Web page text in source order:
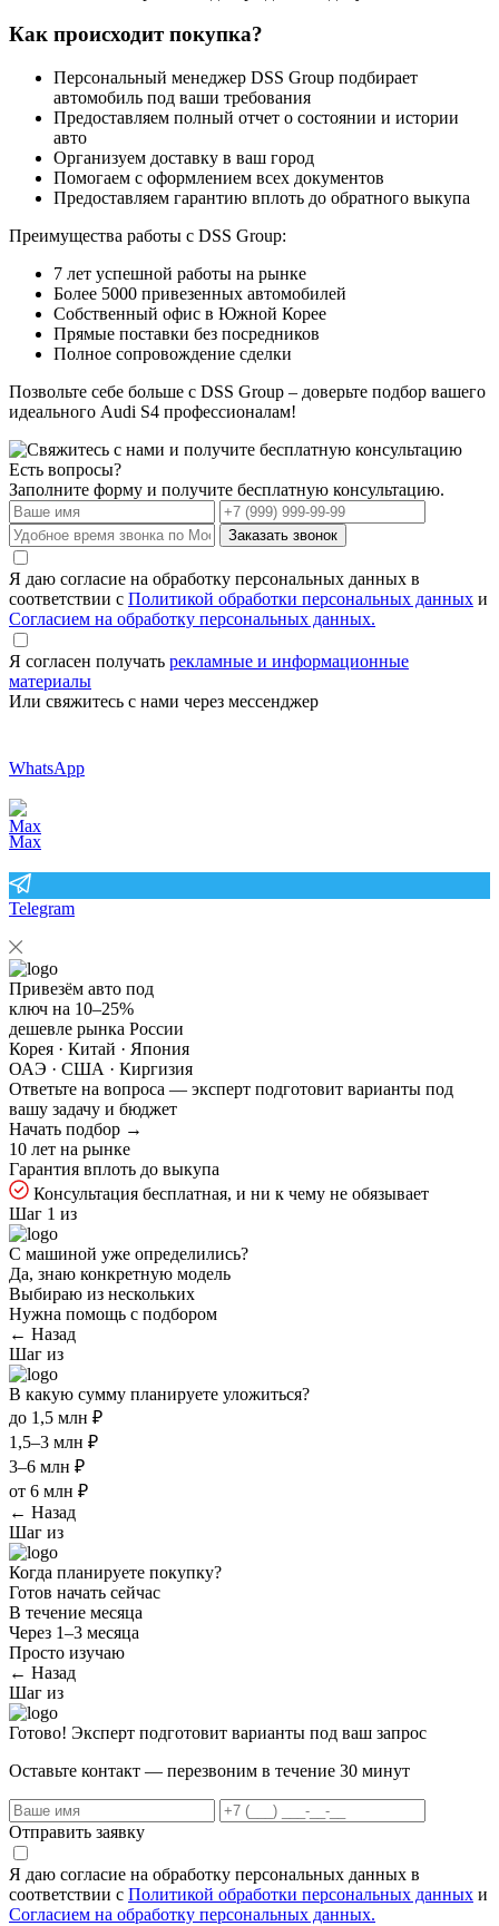
Как происходит покупка?
Персональный менеджер DSS Group подбирает
автомобиль под ваши требования
Предоставляем полный отчет о состоянии и истории
авто
Организуем доставку в ваш город
Помогаем с оформлением всех документов
Предоставляем гарантию вплоть до обратного выкупа
Преимущества работы с DSS Group:
7 лет успешной работы на рынке
Более 5000 привезенных автомобилей
Собственный офис в Южной Корее
Прямые поставки без посредников
Полное сопровождение сделки
Позвольте себе больше с DSS Group – доверьте подбор вашего
идеального Audi S4 профессионалам!
Есть вопросы?
Заполните форму и получите бесплатную консультацию.
Заказать звонок
Я даю согласие на обработку персональных данных в
соответствии с Политикой обработки персональных данных и
Согласием на обработку персональных данных.
Я согласен получать рекламные и информационные
материалы
Или свяжитесь с нами через мессенджер
WhatsApp
Max
Telegram
Привезём авто под
ключ на 10–25%
дешевле рынка России
Корея · Китай · Япония
ОАЭ · США · Киргизия
Ответьте на вопроса — эксперт подготовит варианты под
вашу задачу и бюджет
Начать подбор →
10 лет на рынке
Гарантия вплоть до выкупа
Консультация бесплатная, и ни к чему не обязывает
Шаг 1 из
С машиной уже определились?
Да, знаю конкретную модель
Выбираю из нескольких
Нужна помощь с подбором
← Назад
Шаг из
В какую сумму планируете уложиться?
до 1,5 млн ₽
1,5–3 млн ₽
3–6 млн ₽
от 6 млн ₽
← Назад
Шаг из
Когда планируете покупку?
Готов начать сейчас
В течение месяца
Через 1–3 месяца
Просто изучаю
← Назад
Шаг из
Готово! Эксперт подготовит варианты под ваш запрос
Оставьте контакт — перезвоним в течение 30 минут
Отправить заявку
Я даю согласие на обработку персональных данных в
соответствии с Политикой обработки персональных данных и
Согласием на обработку персональных данных.